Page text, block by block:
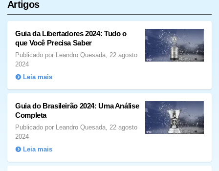
Artigos
Guia da Libertadores 2024: Tudo o
que Você Precisa Saber
Publicado por Leandro Quesada, 22 agosto
2024
Leia mais
Guia do Brasileirão 2024: Uma Análise
Completa
Publicado por Leandro Quesada, 22 agosto
2024
Leia mais